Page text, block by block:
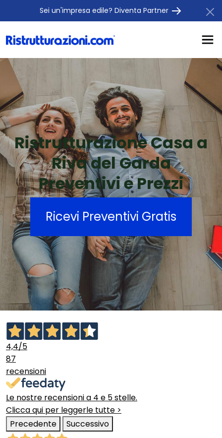
Sei un'impresa edile? Diventa Partner
Ristrutturazione Casa a
Riva del Garda
Preventivi e Prezzi
Ricevi Preventivi Gratis
4,4/5
87
recensioni
Le nostre recensioni a 4 e 5 stelle.
Clicca qui per leggerle tutte >
Precedente
Successivo